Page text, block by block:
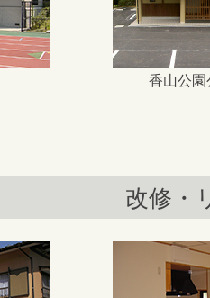
香山公園
改修・